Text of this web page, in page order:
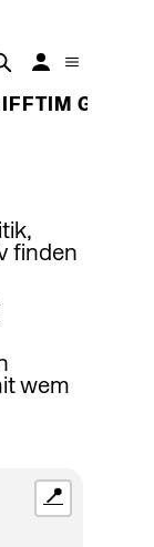
IM
finden
wem
📍